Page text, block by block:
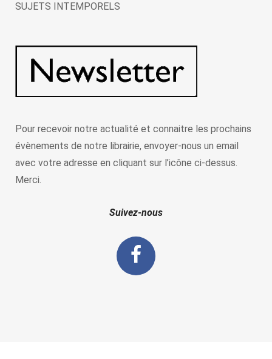
SUJETS INTEMPORELS
Pour recevoir notre actualité et connaitre les prochains
évènements de notre librairie, envoyer-nous un email
avec votre adresse en cliquant sur l’icône ci-dessus.
Merci.
Suivez-nous